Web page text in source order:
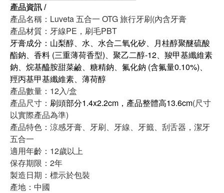
產品資訊 /
產品名稱：Luveta 五合一 OTG 旅行牙刷(內含牙膏
產品材質：牙線PE，刷毛PBT
牙膏成分：山梨醇、水、水合二氧化矽、月桂醇聚醚硫酸
酯鈉、香料 (三重薄荷香型)、聚乙二醇-12、羧甲基纖維素
鈉、烷基醯胺甜菜鹼、糖精鈉、氟化鈉 (含氟量0.10%)、
羥丙基甲基纖維素、薄荷醇
產品數量：12入/盒
產品尺寸： 刷頭部分1.4x2.2cm，產品整體高13.6cm(尺寸
以實際產品為準)
產品特色：涼感牙膏、牙刷、牙線、牙籤、刮舌器，潔牙
五合一
適用年齡：12歲以上
保存期限：2年
製造日期：標示於包裝
產地：中國